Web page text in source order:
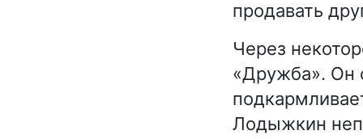
продавать
Через
«Дружба». Он
Лодыжкин